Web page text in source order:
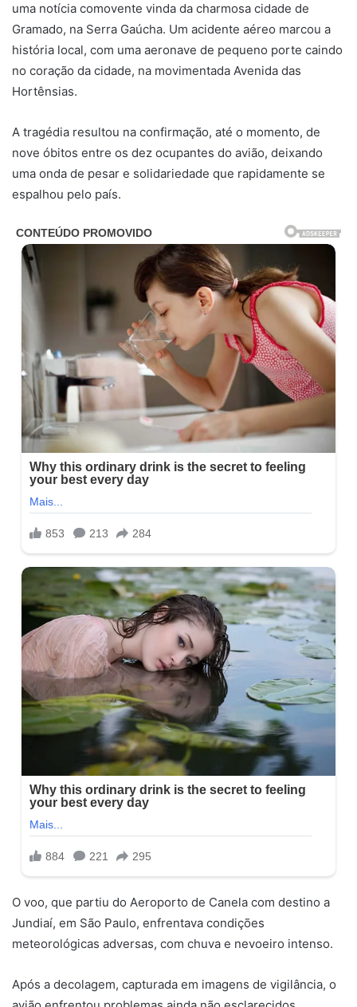
uma notícia comovente vinda da charmosa cidade de
Gramado, na Serra Gaúcha. Um acidente aéreo marcou a
história local, com uma aeronave de pequeno porte caindo
no coração da cidade, na movimentada Avenida das
Hortênsias.
A tragédia resultou na confirmação, até o momento, de
nove óbitos entre os dez ocupantes do avião, deixando
uma onda de pesar e solidariedade que rapidamente se
espalhou pelo país.
O voo, que partiu do Aeroporto de Canela com destino a
Jundiaí, em São Paulo, enfrentava condições
meteorológicas adversas, com chuva e nevoeiro intenso.
Após a decolagem, capturada em imagens de vigilância, o